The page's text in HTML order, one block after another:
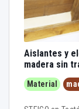
Aislantes y
madera sin
Material